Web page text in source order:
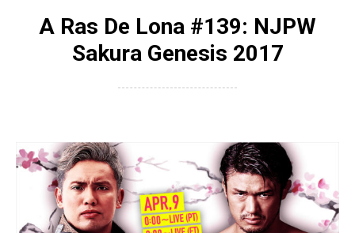
A Ras De Lona #139: NJPW
Sakura Genesis 2017